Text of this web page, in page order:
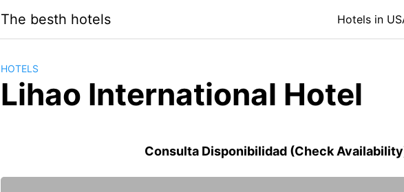
The besth hotels Hotels in
HOTELS
Lihao International Hotel
Consulta Disponibilidad (Check